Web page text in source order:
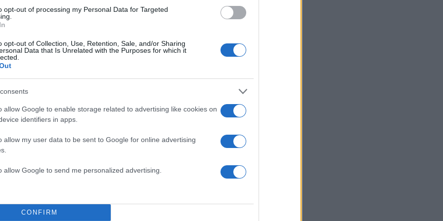
opt-out of processing my Personal Data for Targeted
opt-out of Collection, Use, Retention, Sale, and/or Sharing
Data that Is Unrelated with the Purposes for which it
allow Google to enable storage related to advertising like cookies on
identifiers in apps.
allow my user data to be sent to Google for online advertising
allow Google to send me personalized advertising.
CONFIRM
υποβαθμίστηκε στο επίπεδο 2 («ενισχυμένη ασφάλεια –
τον Ιανουάριο.
ΔΙΑΦΗΜΙΣΗ